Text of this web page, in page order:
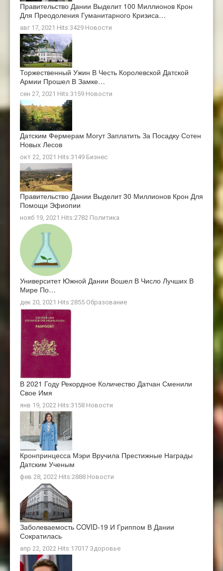
Правительство Дании Выделит 100 Миллионов Крон
Для Преодоления Гуманитарного Кризиса…
авг 17, 2021 Hits:3429 Новости
Торжественный Ужин В Честь Королевской Датской
Армии Прошел В Замке…
сен 27, 2021 Hits:3159 Новости
Датским Фермерам Могут Заплатить За Посадку Сотен
Новых Лесов
окт 22, 2021 Hits:3149 Бизнес
Правительство Дании Выделит 30 Миллионов Крон Для
Помощи Эфиопии
нояб 19, 2021 Hits:2782 Политика
Университет Южной Дании Вошел В Число Лучших В
Мире По…
дек 20, 2021 Hits:2855 Образование
В 2021 Году Рекордное Количество Датчан Сменили
Свое Имя
янв 19, 2022 Hits:3158 Новости
Кронпринцесса Мэри Вручила Престижные Награды
Датским Ученым
фев 28, 2022 Hits:2888 Новости
Заболеваемость COVID-19 И Гриппом В Дании
Сократилась
апр 22, 2022 Hits:17017 Здоровье